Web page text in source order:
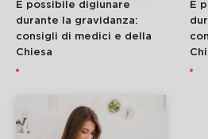
È possibile digiunare
durante la gravidanza:
consigli di medici e della
Chiesa
È